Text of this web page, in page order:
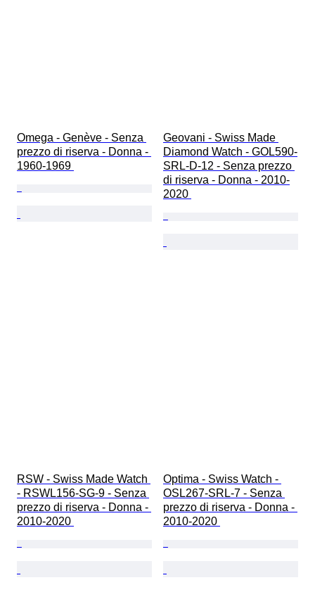
Omega - Genève - Senza
prezzo di riserva - Donna -
1960-1969
Geovani - Swiss Made
Diamond Watch - GOL590-
SRL-D-12 - Senza prezzo
di riserva - Donna - 2010-
2020
RSW - Swiss Made Watch
- RSWL156-SG-9 - Senza
prezzo di riserva - Donna -
2010-2020
Optima - Swiss Watch -
OSL267-SRL-7 - Senza
prezzo di riserva - Donna -
2010-2020